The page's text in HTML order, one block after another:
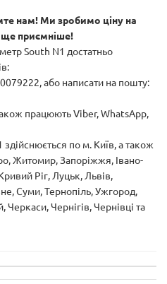
нам! Ми зробимо ціну на
ще приємніше!
South N1 достатньо
або написати на пошту:
працюють Viber, WhatsApp,
по м. Київ, а також
Житомир, Запоріжжя, Івано-
Ріг, Луцьк, Львів,
Суми, Тернопіль, Ужгород,
Чернігів, Чернівці та